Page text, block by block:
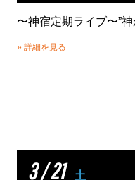
〜神宿定期ライブ〜”
» 詳細を見る
3 / 21 土